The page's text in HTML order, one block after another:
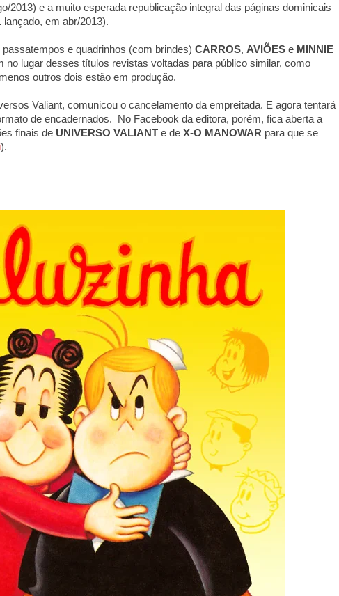
2013) e a muito esperada republicação integral das páginas dominicais
em abr/2013).
e quadrinhos (com brindes) CARROS, AVIÕESe MINNIE
no lugar desses títulos revistas voltadas para público similar, como
outros dois estão em produção.
Valiant, comunicou o cancelamento da empreitada. E agora tentará
de encadernados. No Facebook da editora, porém, fica aberta a
finais de UNIVERSO VALIANTe de X-O MANOWAR para que se
).